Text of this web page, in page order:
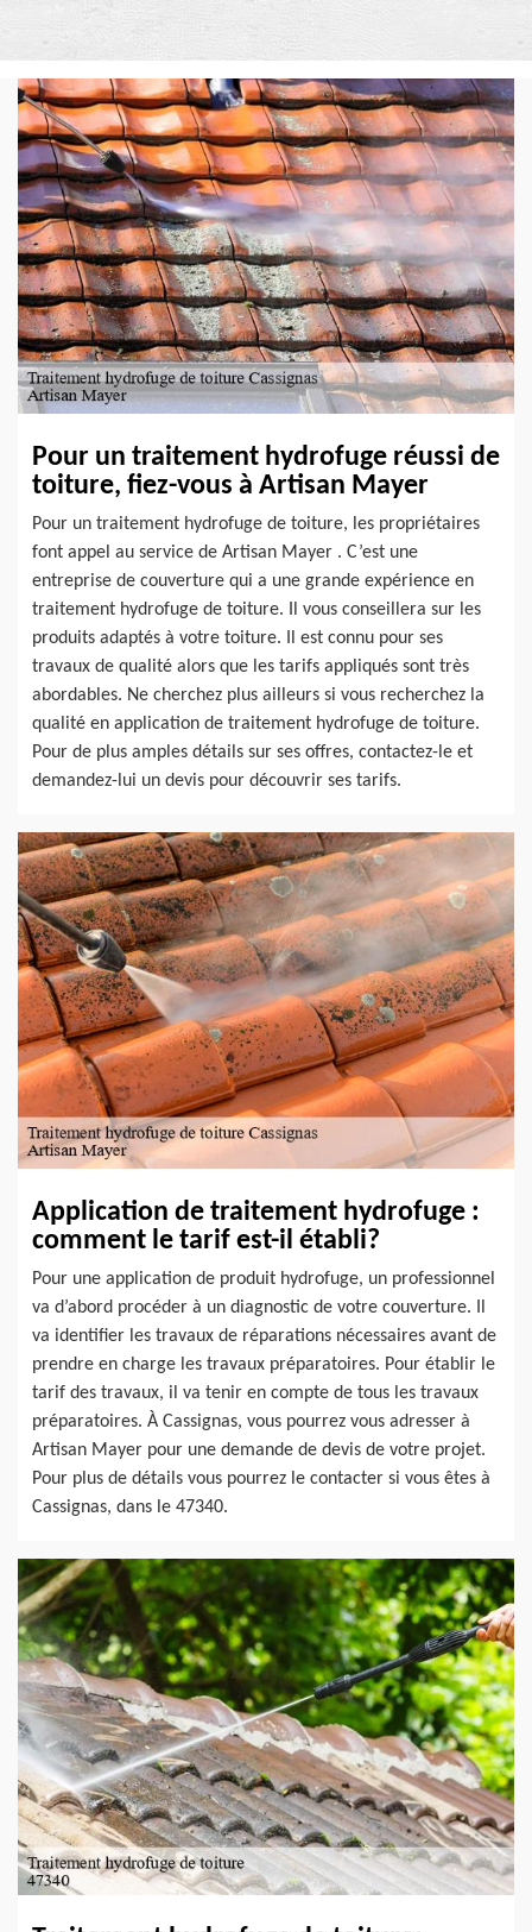
Pour un traitement hydrofuge réussi de
toiture, fiez-vous à Artisan Mayer
Pour un traitement hydrofuge de toiture, les propriétaires
font appel au service de Artisan Mayer . C’est une
entreprise de couverture qui a une grande expérience en
traitement hydrofuge de toiture. Il vous conseillera sur les
produits adaptés à votre toiture. Il est connu pour ses
travaux de qualité alors que les tarifs appliqués sont très
abordables. Ne cherchez plus ailleurs si vous recherchez la
qualité en application de traitement hydrofuge de toiture.
Pour de plus amples détails sur ses offres, contactez-le et
demandez-lui un devis pour découvrir ses tarifs.
Application de traitement hydrofuge :
comment le tarif est-il établi?
Pour une application de produit hydrofuge, un professionnel
va d’abord procéder à un diagnostic de votre couverture. Il
va identifier les travaux de réparations nécessaires avant de
prendre en charge les travaux préparatoires. Pour établir le
tarif des travaux, il va tenir en compte de tous les travaux
préparatoires. À Cassignas, vous pourrez vous adresser à
Artisan Mayer pour une demande de devis de votre projet.
Pour plus de détails vous pourrez le contacter si vous êtes à
Cassignas, dans le 47340.